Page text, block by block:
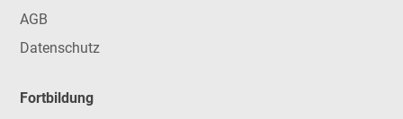
AGB
Datenschutz
Fortbildung